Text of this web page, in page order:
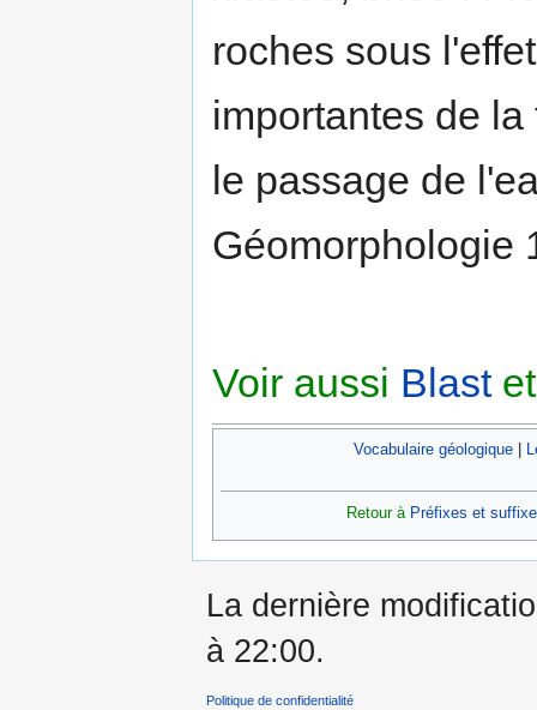
roches sous
importantes de
le passage de
Géomorphologie
Voir aussi Blast
Vocabulaire géologique|
Retour à Préfixes et
La dernière
à 22:00.
Politique de confidentialité